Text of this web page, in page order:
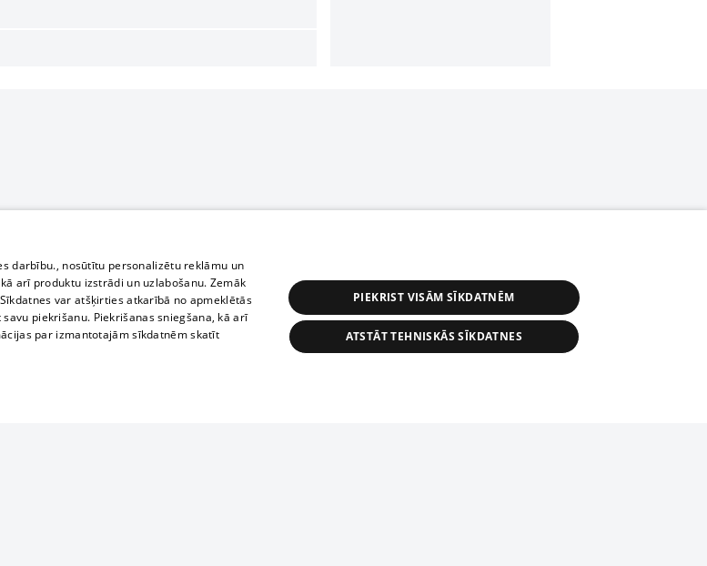
darbību., nosūtītu personalizētu reklāmu un
arī produktu izstrādi un uzlabošanu. Zemāk
var atšķirties atkarībā no apmeklētās
piekrišanu. Piekrišanas sniegšana, kā arī
par izmantotajām sīkdatnēm skatīt
PIEKRIST VISĀM SĪKDATNĒM
ATSTĀT TEHNISKĀS SĪKDATNES